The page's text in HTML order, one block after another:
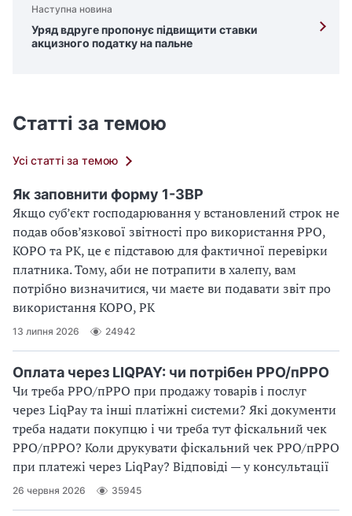
Наступна новина
Уряд вдруге пропонує підвищити ставки
акцизного податку на пальне
Статті за темою
Усі статті за темою
Як заповнити форму 1-ЗВР
Якщо суб’єкт господарювання у встановлений строк не
подав обов’язкової звітності про використання РРО,
КОРО та РК, це є підставою для фактичної перевірки
платника. Тому, аби не потрапити в халепу, вам
потрібно визначитися, чи маєте ви подавати звіт про
використання КОРО, РК
13 липня 2026 24942
Оплата через LIQPAY: чи потрібен РРО/пРРО
Чи треба РРО/пРРО при продажу товарів і послуг
через LiqPay та інші платіжні системи? Які документи
треба надати покупцю і чи треба тут фіскальний чек
РРО/пРРО? Коли друкувати фіскальний чек РРО/пРРО
при платежі через LiqPay? Відповіді — у консультації
26 червня 2026 35945